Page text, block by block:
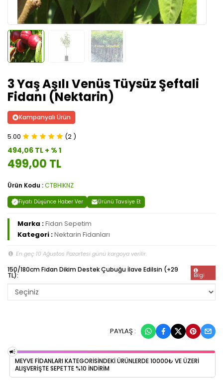
3 Yaş Aşılı Venüs Tüysüz Şeftali
Fidanı (Nektarin)
Kampanyalı Ürün
5.00 (2 )
494,06 TL + % 1
499,00 TL
Ürün Kodu :CTBHIKNZ
Fiyatı Düşünce Haber Ver Ürünü Tavsiye Et
Marka :Fidan Sepetim
Kategori :Nektarin Fidanları
En geç 10 Ağustos Pazartesi günü kargoya verilir.
150/180cm Fidan Dikim Destek Çubuğu İlave Edilsin (+29
TL): Bilgi
PAYLAŞ :
MEYVE FİDANLARI KATEGORİSİNDEKİ ÜRÜNLERDE 10000₺ VE ÜZERİ
ALIŞVERİŞTE SEPETTE %10 İNDİRİM